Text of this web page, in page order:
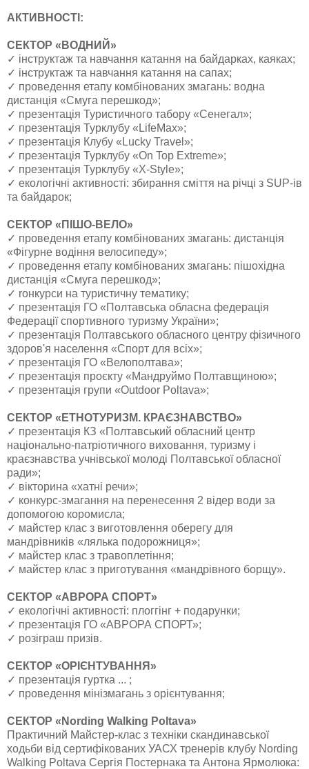
АКТИВНОСТІ:
СЕКТОР «ВОДНИЙ»
✓ інструктаж та навчання катання на байдарках, каяках;
✓ інструктаж та навчання катання на сапах;
✓ проведення етапу комбінованих змагань: водна
дистанція «Смуга перешкод»;
✓ презентація Туристичного табору «Сенегал»;
✓ презентація Турклубу «LifeMax»;
✓ презентація Клубу «Lucky Travel»;
✓ презентація Турклубу «On Top Extreme»;
✓ презентація Турклубу «X-Style»;
✓ екологічні активності: збирання сміття на річці з SUP-ів
та байдарок;
СЕКТОР «ПІШО-ВЕЛО»
✓ проведення етапу комбінованих змагань: дистанція
«Фігурне водіння велосипеду»;
✓ проведення етапу комбінованих змагань: пішохідна
дистанція «Смуга перешкод»;
✓ rонкурси на туристичну тематику;
✓ презентація ГО «Полтавська обласна федерація
Федерації спортивного туризму України»;
✓ презентація Полтавського обласного центру фізичного
здоров'я населення «Спорт для всіх»;
✓ презентація ГО «Велополтава»;
✓ презентація проєкту «Мандруймо Полтавщиною»;
✓ презентація групи «Outdoor Poltava»;
СЕКТОР «ЕТНОТУРИЗМ. КРАЄЗНАВСТВО»
✓ презентація КЗ «Полтавський обласний центр
національно-патріотичного виховання, туризму і
краєзнавства учнівської молоді Полтавської обласної
ради»;
✓ вікторина «хатні речи»;
✓ конкурс-змагання на перенесення 2 відер води за
допомогою коромисла;
✓ майстер клас з виготовлення оберегу для
мандрівників «лялька подорожниця»;
✓ майстер клас з травоплетіння;
✓ майстер клас з приготування «мандрівного борщу».
СЕКТОР «АВРОРА СПОРТ»
✓ екологічні активності: плоггінг + подарунки;
✓ презентація ГО «АВРОРА СПОРТ»;
✓ розіграш призів.
СЕКТОР «ОРІЄНТУВАННЯ»
✓ презентація гуртка ... ;
✓ проведення мінізмагань з орієнтування;
СЕКТОР «Nording Walking Poltava»
Практичний Майстер-клас з техніки скандинавської
ходьби від сертифікованих УАСХ тренерів клубу Nording
Walking Poltava Сергія Постернака та Антона Ярмолюка: